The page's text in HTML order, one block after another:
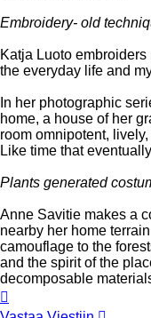
Embroidery- old
Katja Luoto
the everyday life and
In her photographic
home, a house of her
room omnipotent,
Like time that
Plants generated
Anne Savitie makes a
nearby her home
camouflage to the
and the spirit of the
decomposable